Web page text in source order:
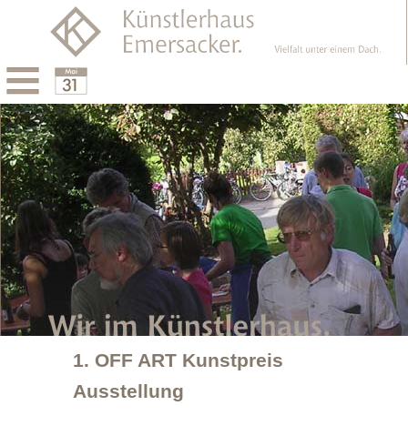
1. OFF ART Kunstpreis
Ausstellung